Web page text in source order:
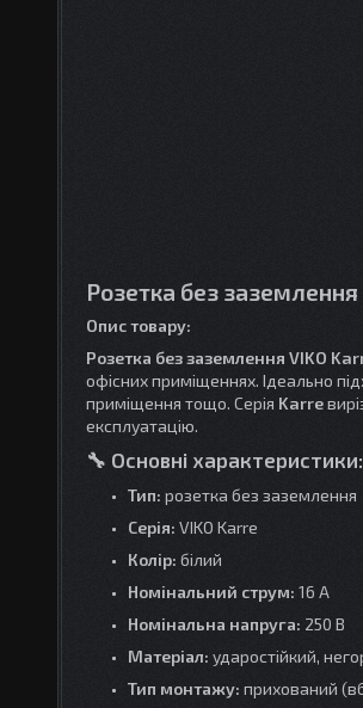
Розетка без
Опис товару:
Розетка без заземлення VIKO
офісних приміщеннях. Ідеально
приміщення тощо. Серія Karre
експлуатацію.
🔧 Основні характеристики:
Тип: розетка без заземлення
Серія: VIKO Karre
Колір: білий
Номінальний струм: 16 А
Номінальна напруга: 250 В
Матеріал: ударостійкий,
Тип монтажу: прихований